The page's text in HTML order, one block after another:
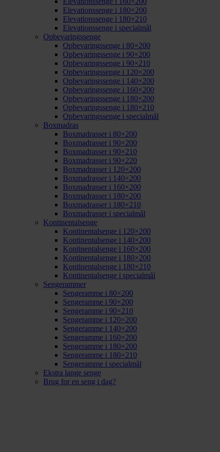
Elevationssenge i 180×200
Elevationssenge i 180×210
Elevationssenge i specialmål
Opbevaringssenge
Opbevaringssenge i 80×200
Opbevaringssenge i 90×200
Opbevaringssenge i 90×210
Opbevaringssenge i 120×200
Opbevaringssenge i 140×200
Opbevaringssenge i 160×200
Opbevaringssenge i 180×200
Opbevaringssenge i 180×210
Opbevaringssenge i specialmål
Boxmadras
Boxmadrasser i 80×200
Boxmadrasser i 90×200
Boxmadrasser i 90×210
Boxmadrasser i 90×220
Boxmadrasser i 120×200
Boxmadrasser i 140×200
Boxmadrasser i 160×200
Boxmadrasser i 180×200
Boxmadrasser i 180×210
Boxmadrasser i specialmål
Kontinentalsenge
Kontinentalsenge i 120×200
Kontinentalsenge i 140×200
Kontinentalsenge i 160×200
Kontinentalsenge i 180×200
Kontinentalsenge i 180×210
Kontinentalsenge i specialmål
Sengerammer
Sengeramme i 80×200
Sengeramme i 90×200
Sengeramme i 90×210
Sengeramme i 120×200
Sengeramme i 140×200
Sengeramme i 160×200
Sengeramme i 180×200
Sengeramme i 180×210
Sengeramme i specialmål
Ekstra lange senge
Brug for en seng i dag?